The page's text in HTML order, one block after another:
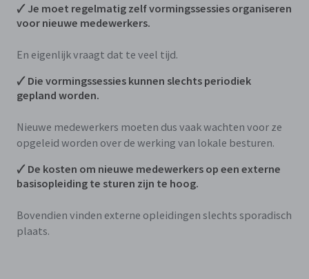
🗸 Je moet regelmatig zelf vormingssessies organiseren
voor nieuwe medewerkers.
En eigenlijk vraagt dat te veel tijd.
🗸 Die vormingssessies kunnen slechts periodiek
gepland worden.
Nieuwe medewerkers moeten dus vaak wachten voor ze
opgeleid worden over de werking van lokale besturen.
🗸 De kosten om nieuwe medewerkers op een externe
basisopleiding te sturen zijn te hoog.
Bovendien vinden externe opleidingen slechts sporadisch
plaats.